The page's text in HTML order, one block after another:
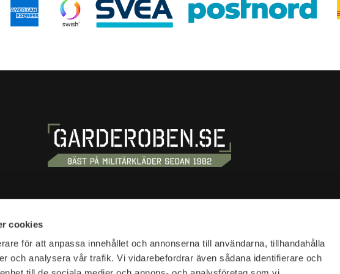
cookies
för att anpassa innehållet och annonserna till användarna, tillhandahålla
och analysera vår trafik. Vi vidarebefordrar även sådana identifierare och
20
Terms and conditions
Customer service